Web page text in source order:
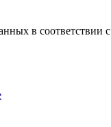
в соответствии с